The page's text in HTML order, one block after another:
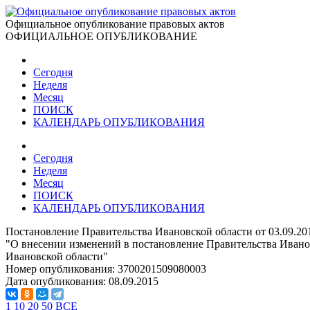
Официальное опубликование правовых актов
ОФИЦИАЛЬНОЕ ОПУБЛИКОВАНИЕ
Сегодня
Неделя
Месяц
ПОИСК
КАЛЕНДАРЬ ОПУБЛИКОВАНИЯ
Сегодня
Неделя
Месяц
ПОИСК
КАЛЕНДАРЬ ОПУБЛИКОВАНИЯ
Постановление Правительства Ивановской области от
"О внесении изменений в постановление Правительства
Ивановской области"
Номер опубликования: 3700201509080003
Дата опубликования: 08.09.2015
1 10 20 50 ВСЕ